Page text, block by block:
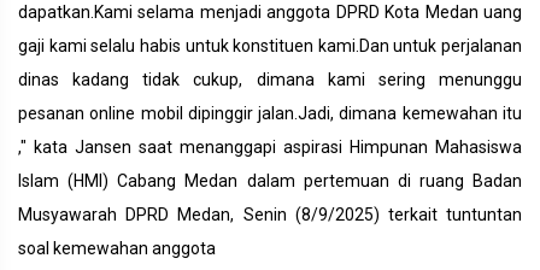
dapatkan.Kami selama menjadi anggota DPRD Kota Medan uang
gaji kami selalu habis untuk konstituen kami.Dan untuk perjalanan
dinas kadang tidak cukup, dimana kami sering menunggu
pesanan online mobil dipinggir jalan.Jadi, dimana kemewahan itu
," kata Jansen saat menanggapi aspirasi Himpunan Mahasiswa
Islam (HMI) Cabang Medan dalam pertemuan di ruang Badan
Musyawarah DPRD Medan, Senin (8/9/2025) terkait tuntuntan
soal kemewahan anggota